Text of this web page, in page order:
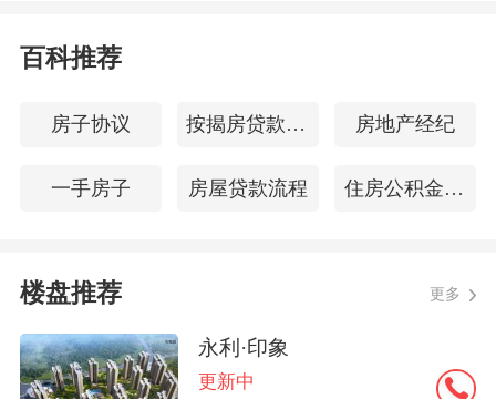
居民选择比例由高到低排序为：教育（27.
0%）、社交文化和娱乐(19.8%)、大额商
为“形势较好，就业容易”，
44.5%的居民
峻，就业难”或“看不准”。
百科推荐
房子协议 按揭房贷款计算器 房地产经纪
一手房子 房屋贷款流程 住房公积金查询密码
楼盘推荐 更多
永利·印象
更新中